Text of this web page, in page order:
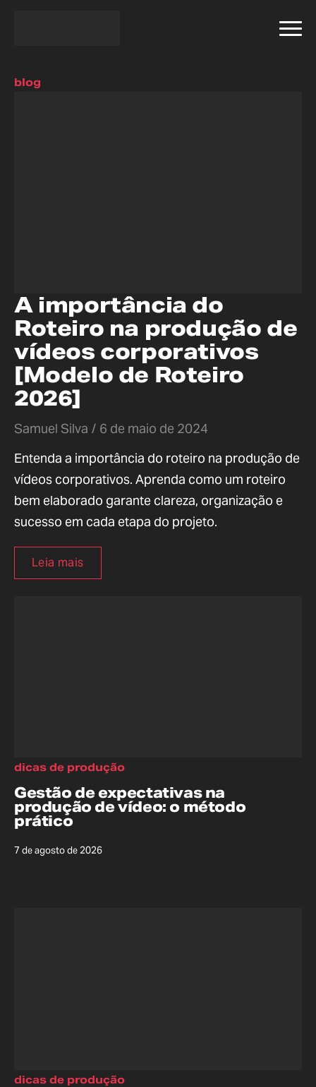
blog
A importância do
Roteiro na produção de
vídeos corporativos
[Modelo de Roteiro
2026]
Samuel Silva
6 de maio de 2024
Entenda a importância do roteiro na produção de
vídeos corporativos. Aprenda como um roteiro
bem elaborado garante clareza, organização e
sucesso em cada etapa do projeto.
Leia mais
Gestão de expectativas na
produção de vídeo: o método
prático
7 de agosto de 2026
dicas de produção
dicas de produção